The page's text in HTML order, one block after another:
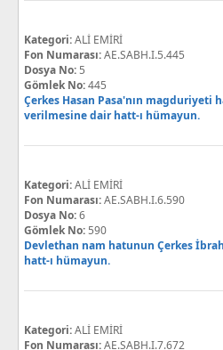
Kategori:ALİ EMİRİ
Fon Numarası:AE.SABH.I.5.445
Dosya No: 5
Gömlek No:445
Çerkes Hasan Pasa'nın magduriyeti
verilmesine dair hatt-ı hümayun.
Kategori:ALİ EMİRİ
Fon Numarası:AE.SABH.I.6.590
Dosya No:6
Gömlek No: 590
Devlethan nam hatunun Çerkes
hatt-ı hümayun.
Kategori:ALİ EMİRİ
Fon Numarası:AE.SABH.I.7.672